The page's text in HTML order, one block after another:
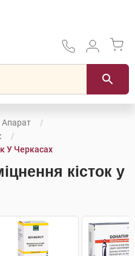
Апарат
У Черкасах
кісток у